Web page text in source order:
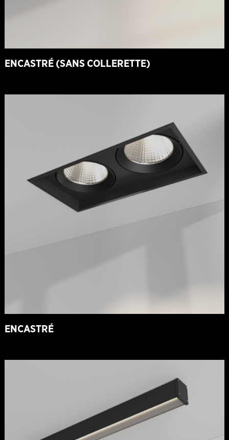
ENCASTRÉ (SANS COLLERETTE)
ENCASTRÉ